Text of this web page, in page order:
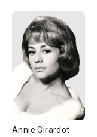
Annie Girardot